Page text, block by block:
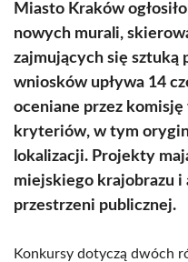
Miasto Kraków
nowych murali,
zajmujących się sztuką
wniosków upływa 14
oceniane przez
kryteriów, w tym
lokalizacji. Projekty
miejskiego krajobrazu
przestrzeni publicznej.
Konkursy dotyczą dwóch